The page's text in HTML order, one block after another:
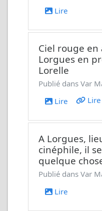
Lire
Ciel rouge en
Lorgues en
Lorelle
Publié dans Var
Lire
Lire
A Lorgues,
cinéphile, il
quelque
Publié dans Var
Lire